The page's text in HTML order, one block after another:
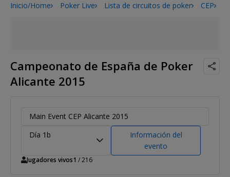
Inicio/Home Poker Live Lista de circuitos de poker CEP
Campeonato de España de Poker
Alicante 2015
Main Event CEP Alicante 2015
Día 1b
Información del
evento
Jugadores vivos1 / 216